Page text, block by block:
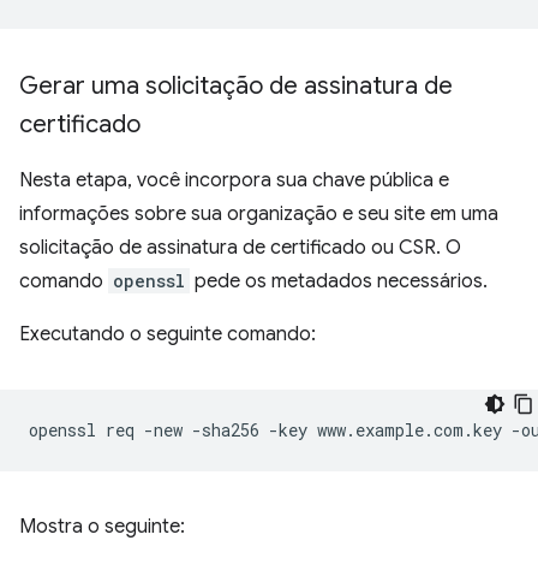
Gerar uma solicitação de assinatura de
certificado
Nesta etapa, você incorpora sua chave pública e
informações sobre sua organização e seu site em uma
solicitação de assinatura de certificado ou CSR. O
comando openssl pede os metadados necessários.
Executando o seguinte comando:
openssl req -new -sha256 -key www.example.com.key -
Mostra o seguinte: